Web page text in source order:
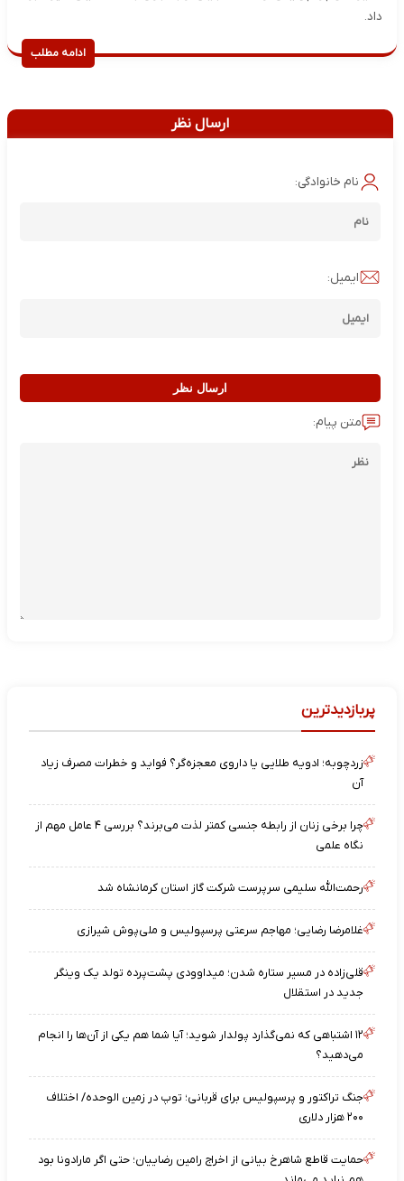
داد.
ادامه مطلب
ارسال نظر
نام خانوادگی:
ایمیل:
ارسال نظر
متن پیام:
پربازدیدترین
زردچوبه؛ ادویه طلایی یا داروی معجزه‌گر؟ فواید و خطرات مصرف زیاد
آن
چرا برخی زنان از رابطه جنسی کمتر لذت می‌برند؟ بررسی ۴ عامل مهم از
نگاه علمی
رحمت‌الله سلیمی سرپرست شرکت گاز استان کرمانشاه شد
غلامرضا رضایی؛ مهاجم سرعتی پرسپولیس و ملی‌پوش شیرازی
قلی‌زاده در مسیر ستاره شدن؛ میداوودی پشت‌پرده تولد یک وینگر
جدید در استقلال
۱۲ اشتباهی که نمی‌گذارد پولدار شوید؛ آیا شما هم یکی از آن‌ها را انجام
می‌دهید؟
جنگ تراکتور و پرسپولیس برای قربانی؛ توپ در زمین الوحده/ اختلاف
۲۰۰ هزار دلاری
حمایت قاطع شاهرخ بیانی از اخراج رامین رضاییان؛ حتی اگر مارادونا بود